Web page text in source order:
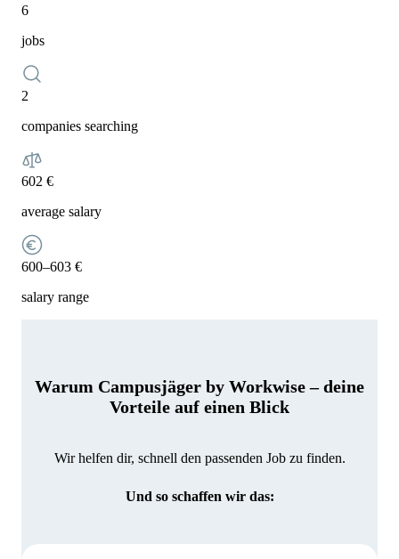
6
jobs
2
companies searching
602 €
average salary
600–603 €
salary range
Warum Campusjäger by Workwise – deine
Vorteile auf einen Blick
Wir helfen dir, schnell den passenden Job zu finden.
Und so schaffen wir das: